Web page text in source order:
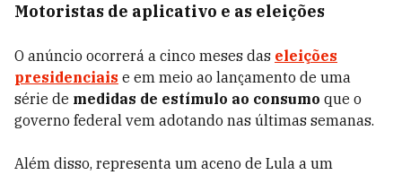
Motoristas de aplicativo e as eleições
O anúncio ocorrerá a cinco meses das eleições
presidenciais e em meio ao lançamento de uma
série de medidas de estímulo ao consumo que o
governo federal vem adotando nas últimas semanas.
Além disso, representa um aceno de Lula a um